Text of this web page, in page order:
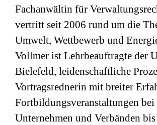
Fachanwältin für
vertritt seit 2006 rund um die
Umwelt, Wettbewerb und
Vollmer ist Lehrbeauftragte der
Bielefeld, leidenschaftliche
Vortragsrednerin mit breiter
Fortbildungsveranstaltungen bei
Unternehmen und Verbänden